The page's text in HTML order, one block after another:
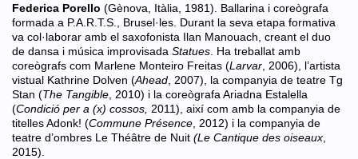
Federica Porello (Gènova, Itàlia, 1981). Ballarina i coreògrafa
formada a P.A.R.T.S., Brusel·les. Durant la seva etapa formativa
va col·laborar amb el saxofonista Ilan Manouach, creant el duo
de dansa i música improvisada Statues . Ha treballat amb
coreògrafs com Marlene Monteiro Freitas (Larvar , 2006), l’artista
vistual Kathrine Dolven (Ahead , 2007), la companyia de teatre Tg
Stan (The Tangible , 2010) i la coreògrafa Ariadna Estalella
(Condició per a (x) cossos, 2011), així com amb la companyia de
titelles Adonk! (Commune Présence , 2012) i la companyia de
teatre d’ombres Le Théâtre de Nuit (Le Cantique des oiseaux
2015).